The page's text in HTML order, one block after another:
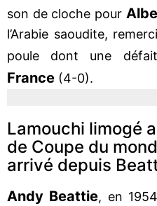
son de cloche pour
l’Arabie saoudite,
poule dont une
France (4-0).
Lamouchi limogé
de Coupe du
arrivé depuis
Andy Beattie, en